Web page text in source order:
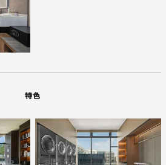
特色